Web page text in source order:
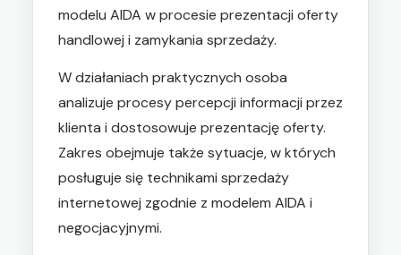
modelu AIDA w procesie prezentacji oferty
handlowej i zamykania sprzedaży.
W działaniach praktycznych osoba
analizuje procesy percepcji informacji przez
klienta i dostosowuje prezentację oferty.
Zakres obejmuje także sytuacje, w których
posługuje się technikami sprzedaży
internetowej zgodnie z modelem AIDA i
negocjacyjnymi.